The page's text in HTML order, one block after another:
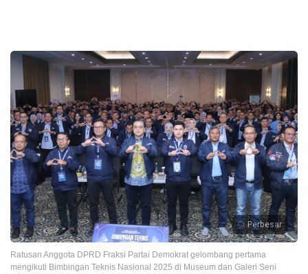
Perbesar
Ratusan Anggota DPRD Fraksi Partai Demokrat gelombang pertama
mengikuti Bimbingan Teknis Nasional 2025 di Museum dan Galeri Seni